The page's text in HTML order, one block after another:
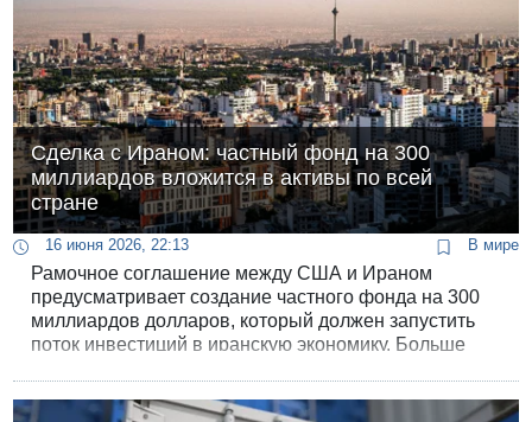
Сделка с Ираном: частный фонд на 300
миллиардов вложится в активы по всей
стране
16 июня 2026, 22:13 В мире
Рамочное соглашение между США и Ираном
предусматривает создание частного фонда на 300
миллиардов долларов, который должен запустить
поток инвестиций в иранскую экономику. Больше
источник, напрямую знакомый со сделкой.